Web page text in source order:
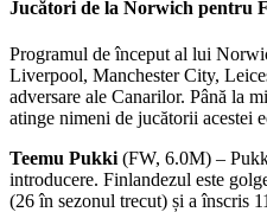
Jucători de la Norwich pentru
Programul de început al lui
Liverpool, Manchester City,
adversare ale Canarilor. Până la
atinge nimeni de jucătorii acestei
Teemu Pukki (FW, 6.0M) –
introducere. Finlandezul este
(26 în sezonul trecut) și a înscris